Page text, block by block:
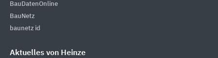
BauDatenOnline
BauNetz
baunetz id
Aktuelles von Heinze